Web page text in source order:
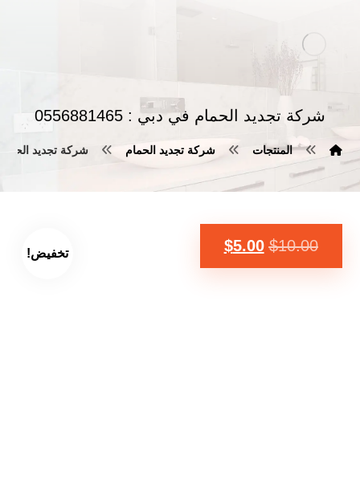
شركة تجديد الحمام في دبي : 0556881465
المنتجات شركة تجديد الحمام شركة تجديد الحمام في
تخفيض! $10.00
$5.00